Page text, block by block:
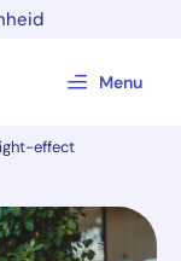
Menu
effect